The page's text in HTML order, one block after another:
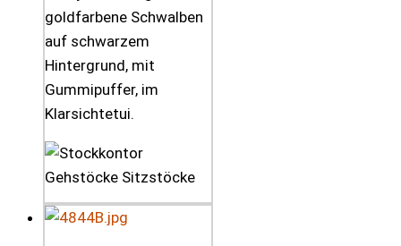
goldfarbene Schwalben
auf schwarzem
Hintergrund, mit
Gummipuffer, im
Klarsichtetui.